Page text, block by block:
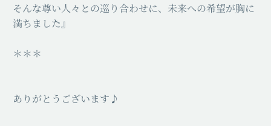
そんな尊い人々との巡り合わせに、未来への希望が胸に
満ちました』
＊＊＊
ありがとうございます♪